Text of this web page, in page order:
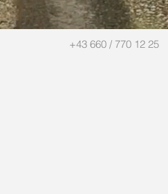
+43 660 / 770 12 25